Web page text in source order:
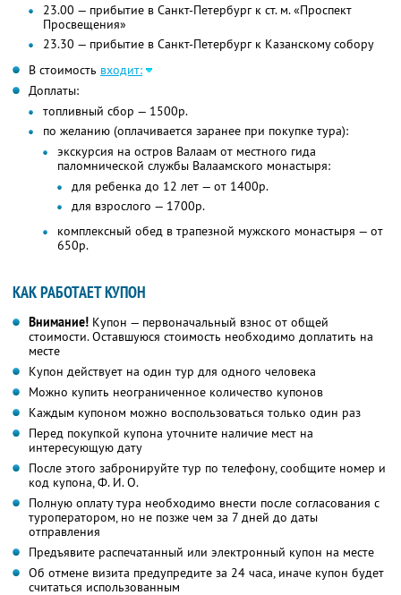
23.00 — прибытие в Санкт-Петербург к ст. м. «Проспект
Просвещения»
23.30 — прибытие в Санкт-Петербург к Казанскому собору
В стоимость входит:
Доплаты:
топливный сбор — 1500р.
по желанию (оплачивается заранее при покупке тура):
экскурсия на остров Валаам от местного гида
паломнической службы Валаамского монастыря:
для ребенка до 12 лет — от 1400р.
для взрослого — 1700р.
комплексный обед в трапезной мужского монастыря — от
650р.
КАК РАБОТАЕТ КУПОН
Внимание! Купон — первоначальный взнос от общей
стоимости. Оставшуюся стоимость необходимо доплатить на
месте
Купон действует на один тур для одного человека
Можно купить неограниченное количество купонов
Каждым купоном можно воспользоваться только один раз
Перед покупкой купона уточните наличие мест на
интересующую дату
После этого забронируйте тур по телефону, сообщите номер и
код купона,Ф. И. О.
Полную оплату тура необходимо внести после согласования с
туроператором, но не позже чем за 7 дней до даты
отправления
Предъявите распечатанный или электронный купон на месте
Об отмене визита предупредите за 24 часа, иначе купон будет
считаться использованным